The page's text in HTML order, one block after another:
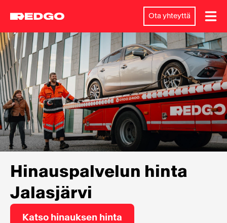
Ota yhteyttä
Hinauspalvelun hinta
Jalasjärvi
Katso hinauksen hinta